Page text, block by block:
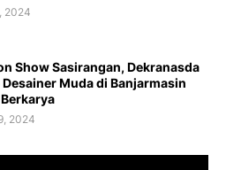
2024
Show Sasirangan, Dekranasda
Desainer Muda di Banjarmasin
2024